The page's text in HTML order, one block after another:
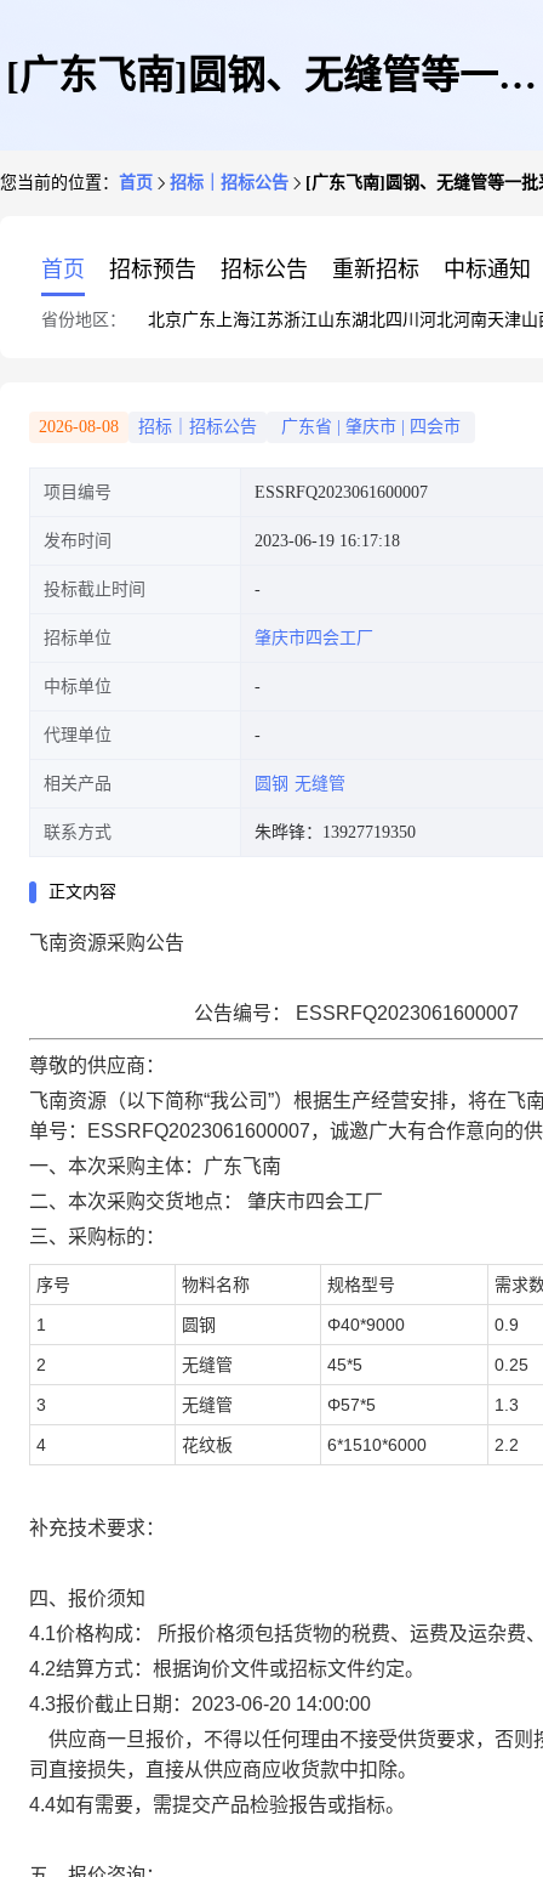
[广东飞南]圆钢、无缝管等一批
您当前的位置： 首页 招标｜招标公告 [广东飞南]圆钢、无缝管等一
首页 招标预告 招标公告 重新招标 中标通知
省份地区： 北京广东 上海江苏浙江山东湖北四川 河北河南天津山
2026-08-08 招标｜招标公告 广东省 肇庆市 四会市
项目编号 ESSRFQ2023061600007
发布时间 2023-06-19 16:17:18
投标截止时间
招标单位 肇庆市四会工厂
中标单位
代理单位
相关产品 圆钢 无缝管
联系方式 朱晔锋：13927719350
正文内容
飞南资源采购公告
公告编号： ESSRFQ2023061600007
尊敬的供应商：
飞南资源（以下简称“我公司”）根据生产经营安排，将在
单号：
ESSRFQ2023061600007，诚邀广大有合作意向的
一、 本次采购主体： 广东飞南
二、 本次采购交货地点 ：
肇庆市四会工厂
三、 采购标的：
序号 物料名称 规格型号 需求
1 圆钢 Φ40*9000 0.9
2 无缝管 45*5 0.25
3 无缝管 Φ57*5 1.3
4 花纹板 6*1510*6000 2.2
补充技术要求：
四、报价须知
4.1价格构成： 所报价格须包括货物的税费、运费及运杂费
4.2结算方式： 根据询价文件或招标文件约定。
4.3报价截止日期 ： 2023-06-20 14:00:00
供应商一旦报价，不得以任何理由不接受供货要求，否
司直接损失，直接从供应商应收货款中扣除。
4.4如有需要，需提交产品检验报告或指标。